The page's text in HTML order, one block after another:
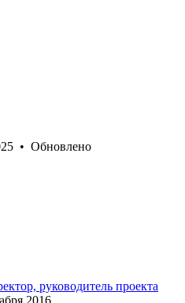
• Обновлено
руководитель проекта
2016